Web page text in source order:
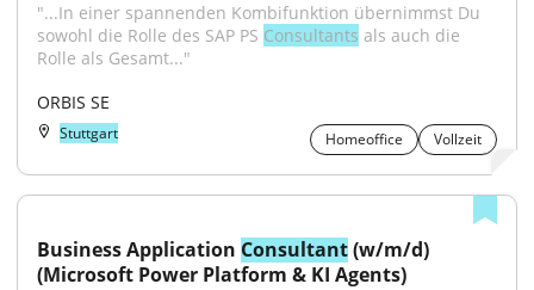
"...In einer spannenden Kombifunktion übernimmst Du
sowohl die Rolle des SAP PS Consultants als auch die
Rolle als Gesamt..."
ORBIS SE
Stuttgart Homeoffice Vollzeit
Business Application Consultant (w/m/d)
(Microsoft Power Platform & KI Agents)